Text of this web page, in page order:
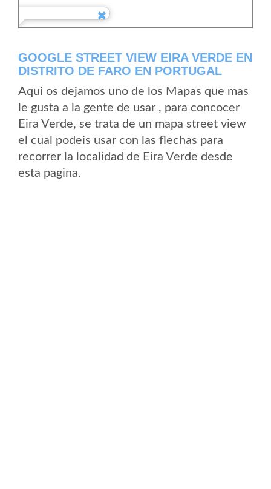
GOOGLE STREET VIEW EIRA VERDE EN
DISTRITO DE FARO EN PORTUGAL
Aqui os dejamos uno de los Mapas que mas
le gusta a la gente de usar , para concocer
Eira Verde, se trata de un mapa street view
el cual podeis usar con las flechas para
recorrer la localidad de Eira Verde desde
esta pagina.